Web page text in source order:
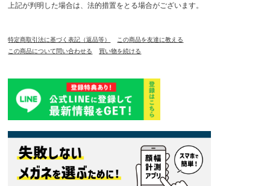
上記が判明した場合は、法的措置をとる場合がございます。
特定商取引法に基づく表記（返品等）
この商品を友達に教える
この商品について問い合わせる
買い物を続ける